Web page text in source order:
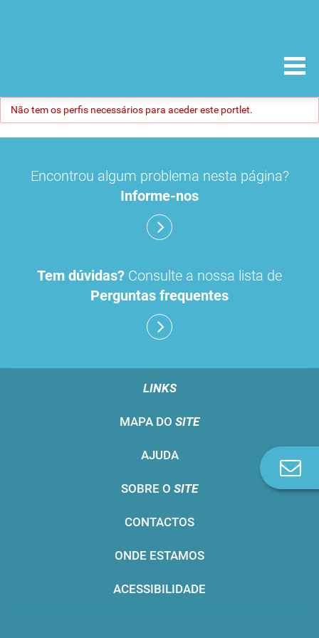
Não tem os perfis necessários para aceder este portlet.
Encontrou algum problema nesta página?
Informe-nos
Tem dúvidas? Consulte a nossa lista de
Perguntas frequentes
LINKS
MAPA DO SITE
AJUDA
SOBRE O SITE
CONTACTOS
ONDE ESTAMOS
ACESSIBILIDADE